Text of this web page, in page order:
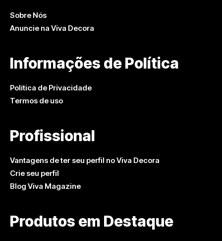
Sobre Nós
Anuncie na Viva Decora
Informações de Política
Política de Privacidade
Termos de uso
Profissional
Vantagens de ter seu perfil no Viva Decora
Crie seu perfil
Blog Viva Magazine
Produtos em Destaque